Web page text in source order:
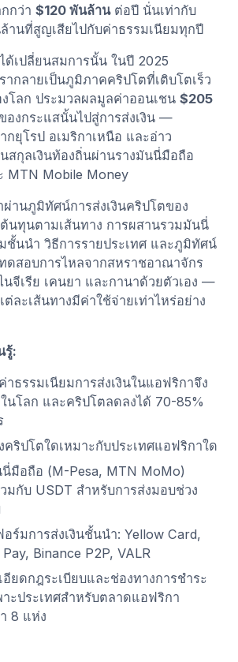
กว่า $120 พันล้านต่อปี นั่นเท่ากับ
านที่สูญเสียไปกับค่าธรรมเนียมทุกปี
ด้เปลี่ยนสมการนั้น ในปี 2025
กลายเป็นภูมิภาคคริปโตที่เติบโตเร็ว
โลก ประมวลผลมูลค่าออนเชน $205
งกระแสนั้นไปสู่การส่งเงิน —
กยุโรป อเมริกาเหนือ และอ่าว
นสกุลเงินท้องถิ่นผ่านรางมันนี่มือถือ
MTN Mobile Money
านภูมิทัศน์การส่งเงินคริปโตของ
นทุนตามเส้นทาง การผสานรวมมันนี่
นนำ วิธีการรายประเทศ และภูมิทัศน์
ดสอบการไหลจากสหราชอาณาจักร
นจีเรีย เคนยา และกานาด้วยตัวเอง —
ละเส้นทางมีค่าใช้จ่ายเท่าไหร่อย่าง
รู้:
าธรรมเนียมการส่งเงินในแอฟริกาจึง
นโลก และคริปโตลดลงได้ 70-85%
คริปโตใดเหมาะกับประเทศแอฟริกาใด
มือถือ (M-Pesa, MTN MoMo)
มกับ USDT สำหรับการส่งมอบช่วง
ร์มการส่งเงินชั้นนำ: Yellow Card,
Binance P2P, VALR
อียดกฎระเบียบและช่องทางการชำระ
าะประเทศสำหรับตลาดแอฟริกา
8 แห่ง